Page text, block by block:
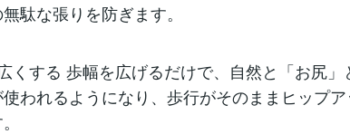
駄な張りを防ぎます。
くする 歩幅を広げるだけで、自然と「お尻」
使われるようになり、歩行がそのままヒップ